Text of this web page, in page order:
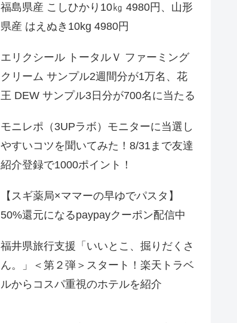
福島県産 こしひかり10㎏ 4980円、山形
県産 はえぬき10kg 4980円
エリクシール トータルＶ ファーミング
クリーム サンプル2週間分が1万名、花
王 DEW サンプル3日分が700名に当たる
モニレポ（3UPラボ）モニターに当選し
やすいコツを聞いてみた！8/31まで友達
紹介登録で1000ポイント！
【スギ薬局×ママーの早ゆでパスタ】
50%還元になるpaypayクーポン配信中
福井県旅行支援「いいとこ、掘りだくさ
ん。」＜第２弾＞スタート！楽天トラベ
ルからコスパ重視のホテルを紹介